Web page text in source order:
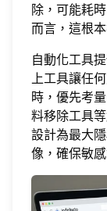
除，可能耗
而言，這根
自動化工具
上工具讓任
時，優先考
料移除工具
設計為最大
像，確保敏